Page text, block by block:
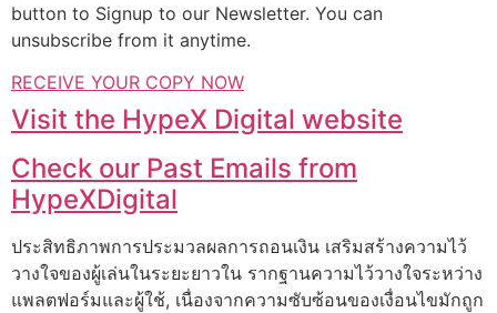
button to Signup to our Newsletter. You can
unsubscribe from it anytime.
RECEIVE YOUR COPY NOW
Visit the HypeX Digital website
Check our Past Emails from
HypeXDigital
ประสิทธิภาพการประมวลผลการถอนเงิน เสริมสร้างความไว้
วางใจของผู้เล่นในระยะยาวใน รากฐานความไว้วางใจระหว่าง
แพลตฟอร์มและผู้ใช้, เนื่องจากความซับซ้อนของเงื่อนไขมักถูก